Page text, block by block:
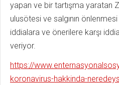
yapan ve bir tartışma yaratan
ulusötesi ve salgının
iddialara ve önerilere karşı
veriyor.
https://
koronavirus-hakkinda-